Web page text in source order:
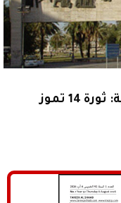
رسالة إلى السيد رئيس الجمهورية: ثورة 14 تموز